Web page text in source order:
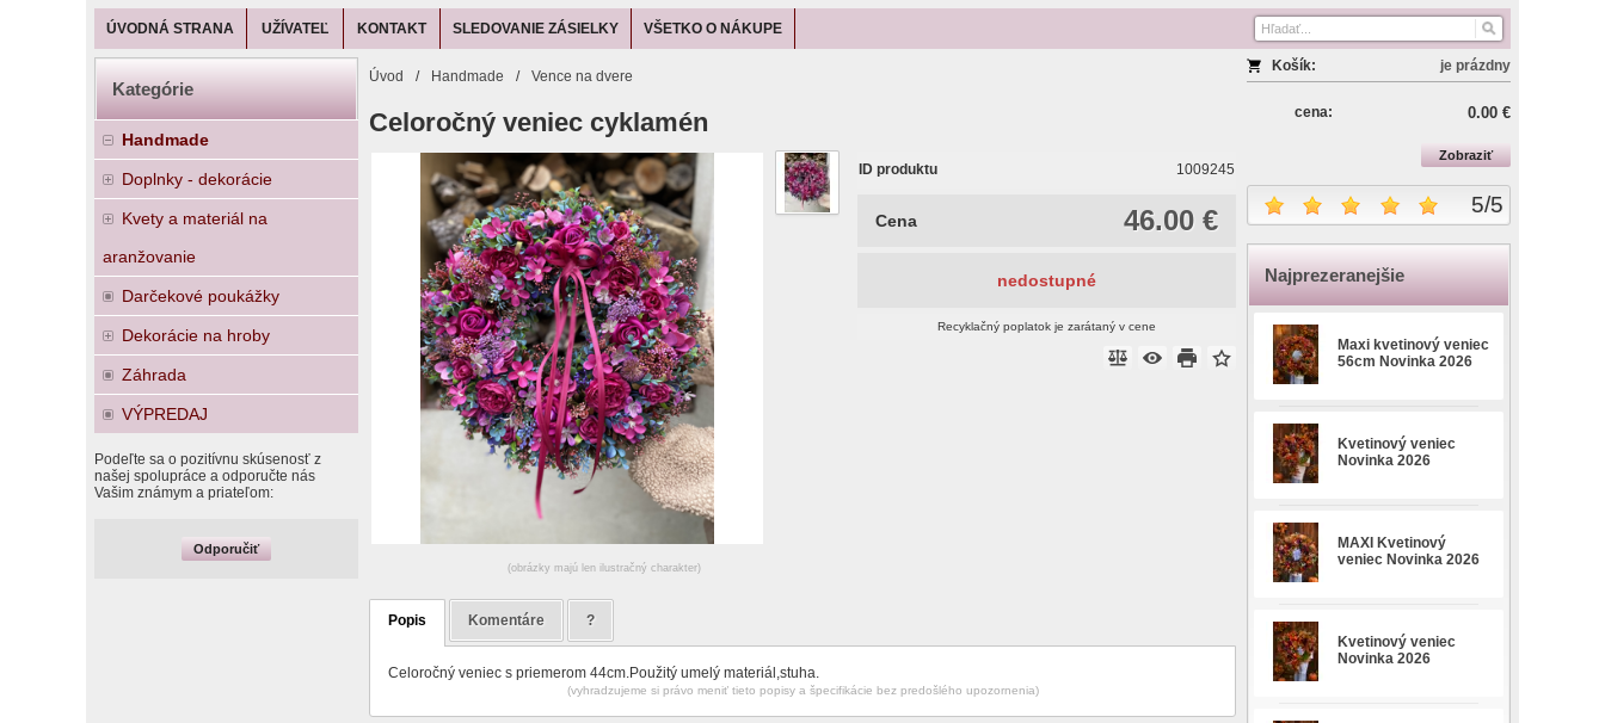
ÚVODNÁ STRANA UŽÍVATEĽ KONTAKT SLEDOVANIE ZÁSIELKY VŠETKO O NÁKUPE
Kategórie
Handmade
Doplnky - dekorácie
Kvety a materiál na
aranžovanie
Darčekové poukážky
Dekorácie na hroby
Záhrada
VÝPREDAJ
Podeľte sa o pozitívnu skúsenosť z
našej spolupráce a odporučte nás
Vašim známym a priateľom:
Odporučiť
Košík: je prázdny
cena: 0.00 €
Zobraziť
5/5
Najprezeranejšie
Maxi kvetinový veniec
56cm Novinka 2026
Kvetinový veniec
Novinka 2026
MAXI Kvetinový
veniec Novinka 2026
Kvetinový veniec
Novinka 2026
Úvod / Handmade / Vence na dvere
Celoročný veniec cyklamén
(obrázky majú len ilustračný charakter)
ID produktu 1009245
46.00 €
Cena
nedostupné
Recyklačný poplatok je zarátaný v cene
Popis Komentáre ?
Celoročný veniec s priemerom 44cm.Použitý umelý materiál,stuha.
(vyhradzujeme si právo meniť tieto popisy a špecifikácie bez predošlého upozornenia)